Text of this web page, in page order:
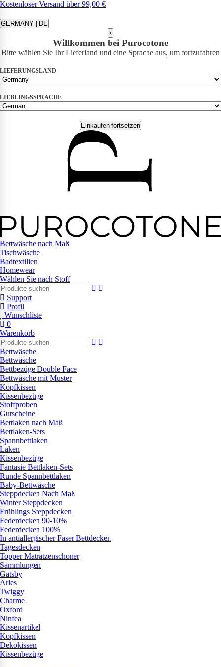
Kostenloser Versand über 99,00 €
GERMANY | DE
×
Willkommen bei Purocotone
Bitte wählen Sie Ihr Lieferland und eine Sprache aus, um fortzufahren
LIEFERUNGSLAND
LIEBLINGSSPRACHE
Einkaufen fortsetzen
Bettwäsche nach Maß
Tischwäsche
Badtextilien
Homewear
Wählen Sie nach Stoff
Support
Profil
Wunschliste
0
Warenkorb
Bettwäsche
Bettwäsche
Bettbezüge Double Face
Bettwäsche mit Muster
Kopfkissen
Kissenbezüge
Stoffproben
Gutscheine
Bettlaken nach Maß
Bettlaken-Sets
Spannbettlaken
Laken
Kissenbezüge
Fantasie Bettlaken-Sets
Runde Spannbettlaken
Baby-Bettwäsche
Steppdecken Nach Maß
Winter Steppdecken
Frühlings Steppdecken
Federdecken 90-10%
Federdecken 100%
In antiallergischer Faser Bettdecken
Tagesdecken
Topper Matratzenschoner
Sammlungen
Gatsby
Arles
Twiggy
Charme
Oxford
Ninfea
Kissenartikel
Kopfkissen
Dekokissen
Kissenbezüge